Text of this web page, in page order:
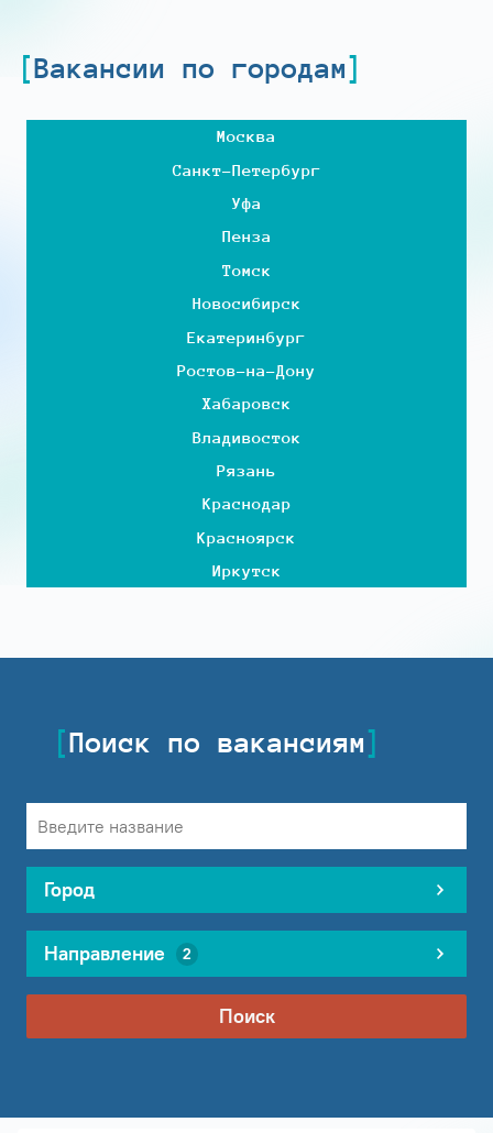
Вакансии по городам
Москва
Санкт-Петербург
Уфа
Пенза
Томск
Новосибирск
Екатеринбург
Ростов-на-Дону
Хабаровск
Владивосток
Рязань
Краснодар
Красноярск
Иркутск
Поиск по вакансиям
Город
Направление 2
Поиск